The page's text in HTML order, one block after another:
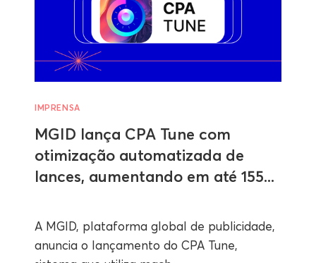
IMPRENSA
MGID lança CPA Tune com
otimização automatizada de
lances, aumentando em até 155...
A MGID, plataforma global de publicidade,
anuncia o lançamento do CPA Tune,